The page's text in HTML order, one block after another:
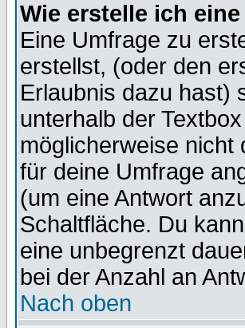
Wie erstelle ich
Eine Umfrage zu
erstellst, (oder den
Erlaubnis dazu hast)
unterhalb der
möglicherweise nicht
für deine Umfrage
(um eine Antwort
Schaltfläche. Du
eine unbegrenzt
bei der Anzahl an
Nach oben